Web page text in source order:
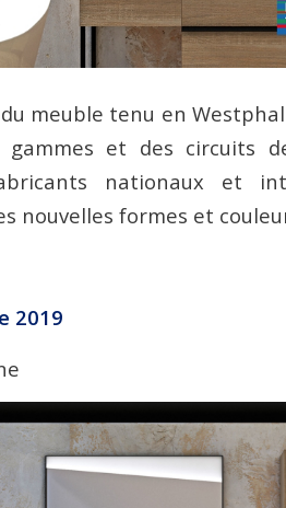
du meuble tenu en
et des circuits
nationaux et
nouvelles formes et
2019